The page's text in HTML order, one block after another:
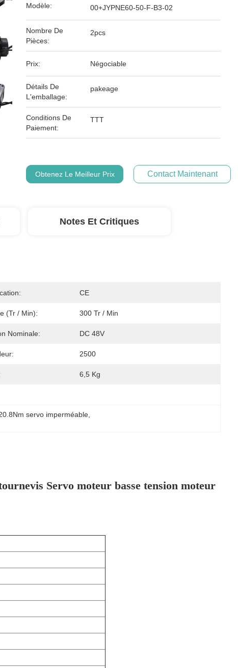
Modèle:
00+JYPNE60-50-F-B3-02
Nombre De
Pièces:
2pcs
Prix: Négociable
Détails De
L'emballage:
pakeage
Conditions De
Paiement:
TTT
Obtenez Le Meilleur Prix Contact Maintenant
Notes Et Critiques
CE
(tr / Min): 300 Tr / Min
Nominale: DC 48V
2500
6,5 Kg
servo imperméable,
Servo moteur basse tension moteur